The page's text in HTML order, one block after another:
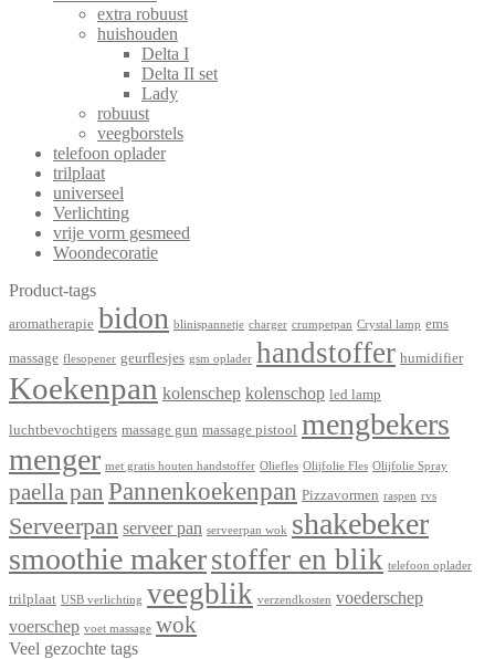
extra robuust
huishouden
Delta I
Delta II set
Lady
robuust
veegborstels
telefoon oplader
trilplaat
universeel
Verlichting
vrije vorm gesmeed
Woondecoratie
Product-tags
aromatherapie bidon blinispannetje charger crumpetpan Crystal lamp ems
massage flesopener geurflesjes gsm oplader handstoffer humidifier
Koekenpan kolenschep kolenschop led lamp
luchtbevochtigers massage gun massage pistool mengbekers
menger met gratis houten handstoffer Oliefles Olijfolie Fles Olijfolie Spray
paella pan Pannenkoekenpan Pizzavormen raspen rvs
Serveerpan serveer pan serveerpan wok shakebeker
smoothie makerstoffer en blik telefoon oplader
trilplaat USB verlichting veegblik verzendkosten voederschep
voerschep voet massage wok
Veel gezochte tags